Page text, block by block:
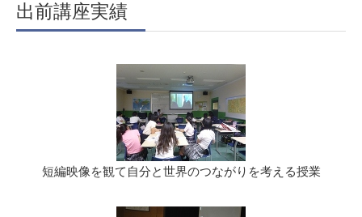
出前講座実績
短編映像を観て自分と世界のつながりを考える授業